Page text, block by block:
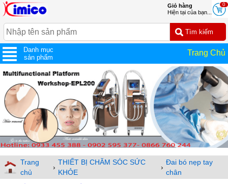
0
Giỏ hàng
Hiện tại của bạn...
Danh mục
sản phẩm
Trang Chủ
Trang
chủ
›
THIẾT BỊ CHĂM SÓC SỨC
KHỎE
›
Đai bó nẹp tay
chân